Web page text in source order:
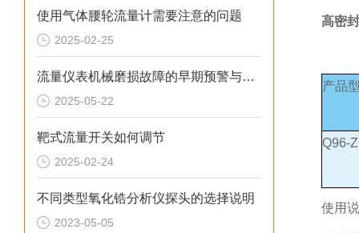
使用气体腰轮流量计需要注意的问题
2025-02-25
流量仪表机械磨损故障的早期预警与预防维护
2025-05-22
靶式流量开关如何调节
2025-02-24
不同类型氧化锆分析仪探头的选择说明
2023-05-05
高密
产品
Q96-
使用